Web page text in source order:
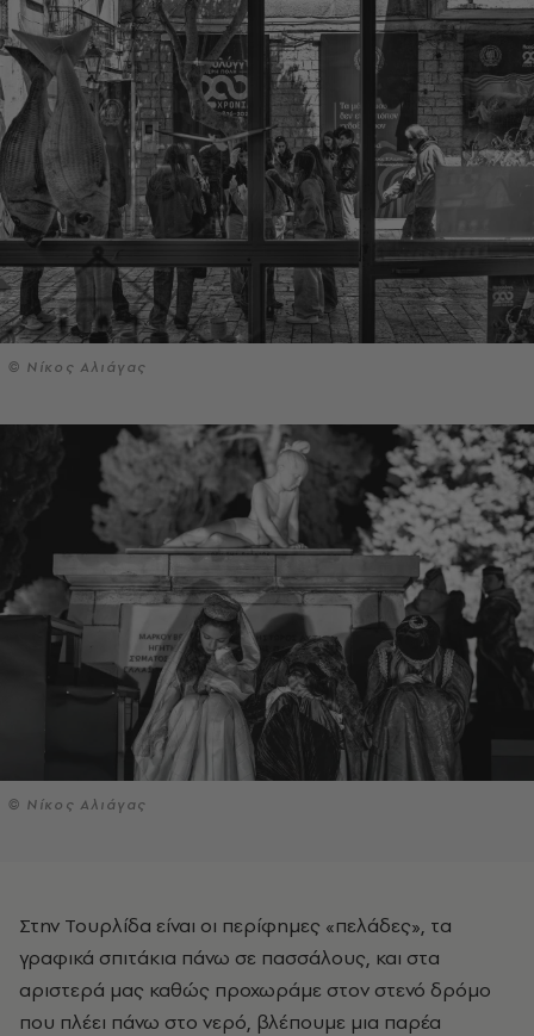
© Νίκος Αλιάγας
© Νίκος Αλιάγας
Στην Τουρλίδα είναι οι περίφημες «πελάδες», τα
γραφικά σπιτάκια πάνω σε πασσάλους, και στα
αριστερά μας καθώς προχωράμε στον στενό δρόμο
που πλέει πάνω στο νερό, βλέπουμε μια παρέα